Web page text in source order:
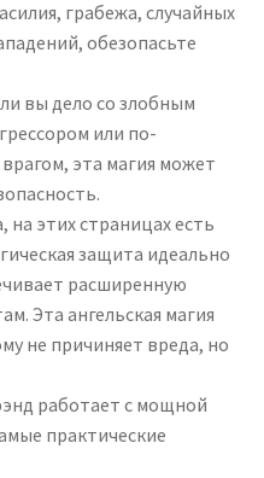
грабежа, случайных
обезопасьте
вы дело со злобным
или по-
эта магия может
на этих страницах есть
защита идеально
расширенную
Эта ангельская магия
не причиняет вреда, но
работает с мощной
практические